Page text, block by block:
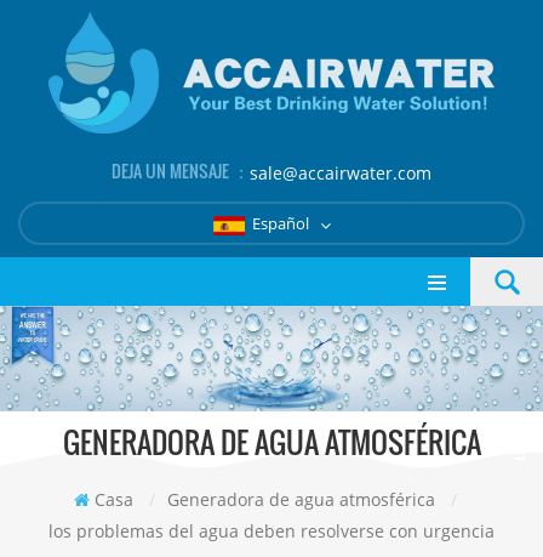
DEJA UN MENSAJE ： sale@accairwater.com
Español
GENERADORA DE AGUA ATMOSFÉRICA
Casa / Generadora de agua atmosférica
/
los problemas del agua deben resolverse con urgencia